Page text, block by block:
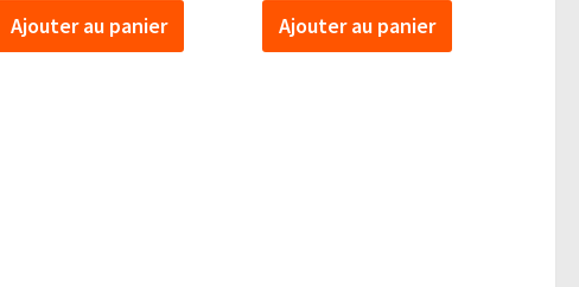
Ajouter au panier Ajouter au panier